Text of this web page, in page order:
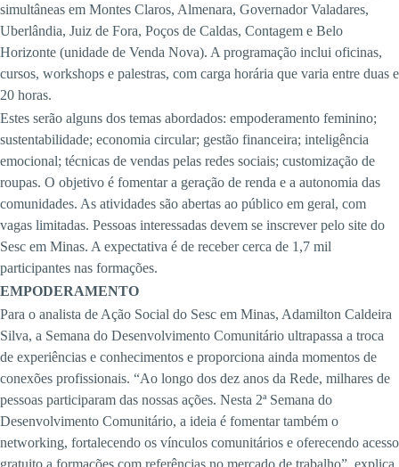
simultâneas em Montes Claros, Almenara, Governador Valadares,
Uberlândia, Juiz de Fora, Poços de Caldas, Contagem e Belo
Horizonte (unidade de Venda Nova). A programação inclui oficinas,
cursos, workshops e palestras, com carga horária que varia entre duas e
20 horas.
Estes serão alguns dos temas abordados: empoderamento feminino;
sustentabilidade; economia circular; gestão financeira; inteligência
emocional; técnicas de vendas pelas redes sociais; customização de
roupas. O objetivo é fomentar a geração de renda e a autonomia das
comunidades. As atividades são abertas ao público em geral, com
vagas limitadas. Pessoas interessadas devem se inscrever pelo site do
Sesc em Minas. A expectativa é de receber cerca de 1,7 mil
participantes nas formações.
EMPODERAMENTO
Para o analista de Ação Social do Sesc em Minas, Adamilton Caldeira
Silva, a Semana do Desenvolvimento Comunitário ultrapassa a troca
de experiências e conhecimentos e proporciona ainda momentos de
conexões profissionais. “Ao longo dos dez anos da Rede, milhares de
pessoas participaram das nossas ações. Nesta 2ª Semana do
Desenvolvimento Comunitário, a ideia é fomentar também o
networking, fortalecendo os vínculos comunitários e oferecendo acesso